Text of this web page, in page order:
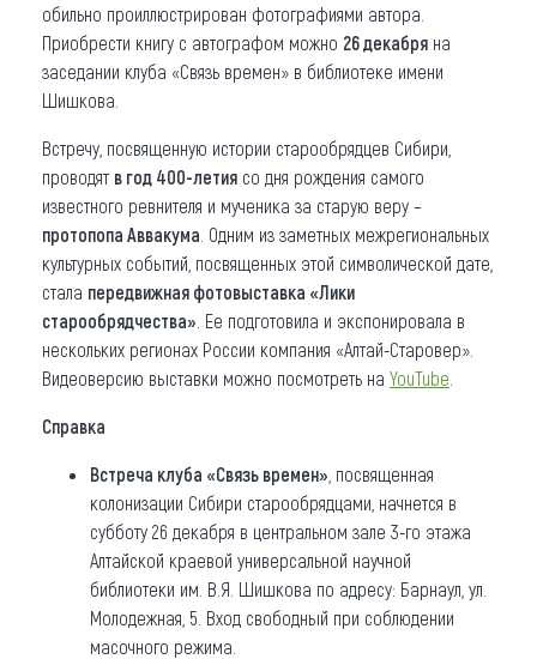
обильно проиллюстрирован фотографиями автора.
Приобрести книгу с автографом можно 26 декабря на
заседании клуба «Связь времен» в библиотеке имени
Шишкова.
Встречу, посвященную истории старообрядцев Сибири,
проводят в год 400-летия со дня рождения самого
известного ревнителя и мученика за старую веру –
протопопа Аввакума . Одним из заметных межрегиональных
культурных событий, посвященных этой символической дате,
стала передвижная фотовыставка «Лики
старообрядчества» . Ее подготовила и экспонировала в
нескольких регионах России компания «Алтай-Старовер».
Видеоверсию выставки можно посмотреть на YouTube
Справка
Встреча клуба «Связь времен» , посвященная
колонизации Сибири старообрядцами, начнется в
субботу 26 декабря в центральном зале 3-го этажа
Алтайской краевой универсальной научной
библиотеки им. В.Я. Шишкова по адресу: Барнаул, ул.
Молодежная, 5. Вход свободный при соблюдении
масочного режима.